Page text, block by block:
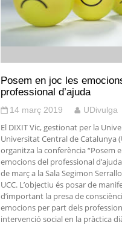
Posem en joc les
professional d’ajuda
14 març 2019 UDivulga
El DIXIT Vic, gestionat per la
Universitat Central de Catalunya
organitza la conferència “Posem
emocions del professional
de març a la Sala Segimon
UCC. L’objectiu és posar de
d’important la presa de
emocions per part dels
intervenció social en la pràctica